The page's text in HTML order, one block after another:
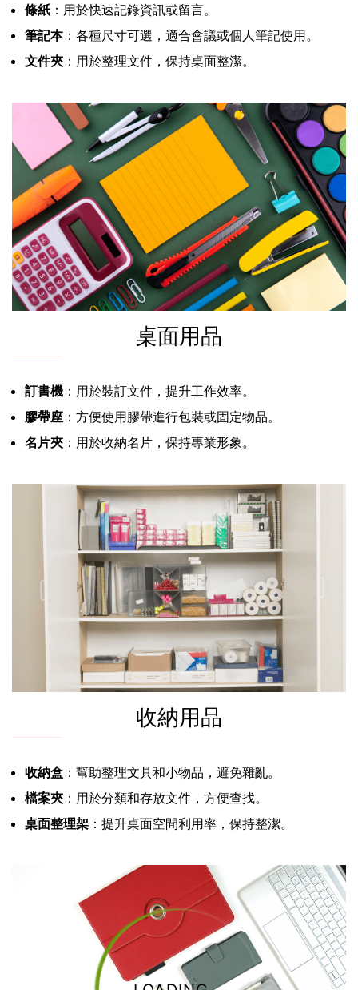
條紙 ：用於快速記錄資訊或留言。
筆記本：各種尺寸可選，適合會議或個人筆記使用。
文件夾 ：用於整理文件，保持桌面整潔。
桌面用品
訂書機 ：用於裝訂文件，提升工作效率。
膠帶座 ：方便使用膠帶進行包裝或固定物品。
名片夾 ：用於收納名片，保持專業形象。
收納用品
收納盒 ：幫助整理文具和小物品，避免雜亂。
檔案夾 ：用於分類和存放文件，方便查找。
桌面整理架 ：提升桌面空間利用率，保持整潔。